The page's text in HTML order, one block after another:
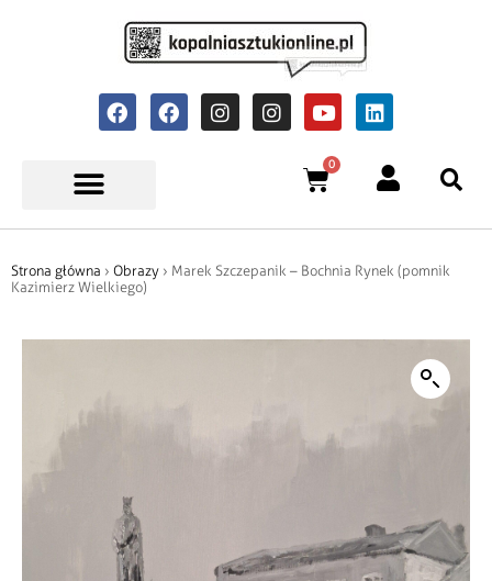
0
Strona główna › Obrazy › Marek Szczepanik – Bochnia Rynek (pomnik
Kazimierz Wielkiego)